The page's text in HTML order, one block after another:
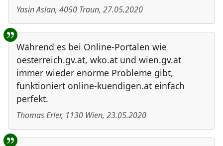
Yasin Aslan, 4050 Traun, 27.05.2020
Während es bei Online-Portalen wie
oesterreich.gv.at, wko.at und wien.gv.at
immer wieder enorme Probleme gibt,
funktioniert online-kuendigen.at einfach
perfekt.
Thomas Erler, 1130 Wien, 23.05.2020